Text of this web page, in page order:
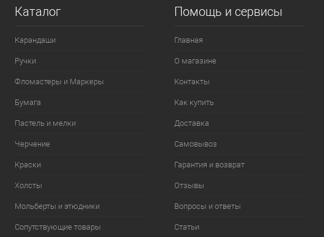
Каталог
Карандаши
Ручки
Фломастеры и Маркеры
Бумага
Пастель и мелки
Черчение
Краски
Холсты
Мольберты и этюдники
Сопутствующие товары
Помощь и сервисы
Главная
О магазине
Контакты
Как купить
Доставка
Самовывоз
Гарантия и возврат
Отзывы
Вопросы и ответы
Статьи